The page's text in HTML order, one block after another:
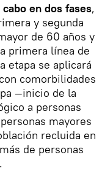
en dos fases,
y segunda
de 60 años y
primera línea de
etapa se aplicará
comorbilidades
—inicio de la
a personas
mayores
recluida en
de personas